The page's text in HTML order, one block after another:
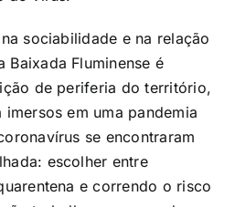
sociabilidade e na relação
Fluminense é
de periferia do território,
em uma pandemia
se encontraram
escolher entre
e correndo o risco